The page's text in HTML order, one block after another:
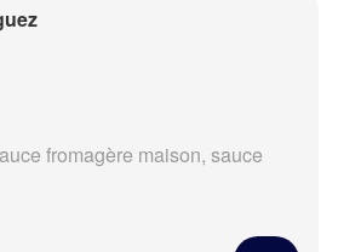
fromagère maison, sauce